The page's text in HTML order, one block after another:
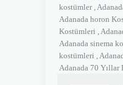
kostümler ,
Adanada horon
Kostümleri ,
Adanada sinema
kostümleri ,
Adanada 70 Yıllar